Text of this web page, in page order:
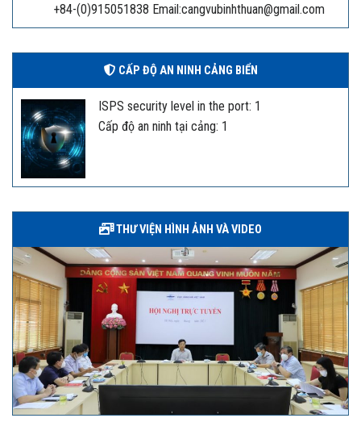
+84-(0)915051838 Email:cangvubinhthuan@gmail.com
CẤP ĐỘ AN NINH CẢNG BIỂN
ISPS security level in the port: 1
Cấp độ an ninh tại cảng: 1
THƯ VIỆN HÌNH ẢNH VÀ VIDEO